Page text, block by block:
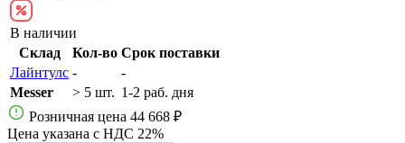
В наличии
Склад
Кол-во Срок поставки
Лайнтулс -
-
Messer
> 5 шт. 1-2 раб. дня
Розничная цена 44 668 ₽
Цена указана с НДС 22%